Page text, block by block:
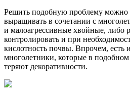
Решить подобную проблему можно
выращивать в сочетании с
и малоагрессивные хвойные, либо
контролировать и при
кислотность почвы. Впрочем, есть
многолетники, которые в подобном
теряют декоративности.